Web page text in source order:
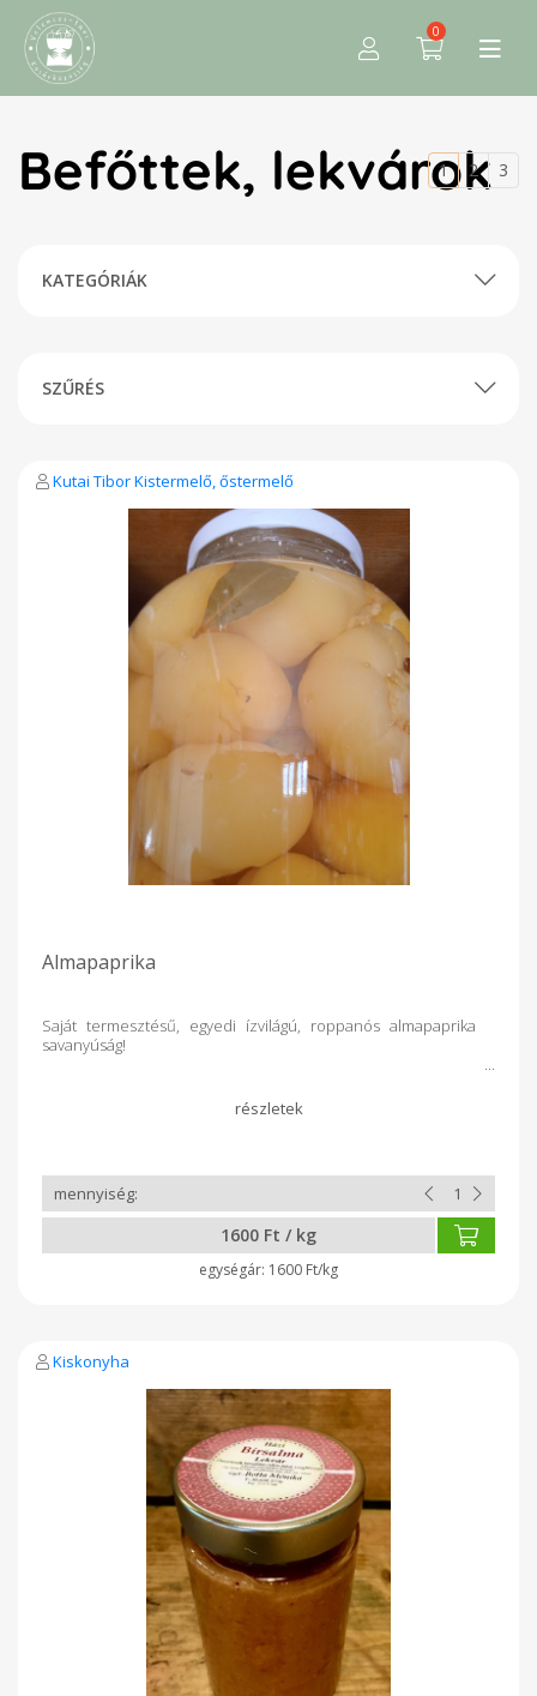
0
Befőttek, lekvárok
1 2 3
KATEGÓRIÁK
SZŰRÉS
Kutai Tibor Kistermelő, őstermelő
Almapaprika
Saját termesztésű, egyedi ízvilágú, roppanós almapaprika
savanyúság!
1600 Ft / kg
1600 Ft/kg
Kiskonyha